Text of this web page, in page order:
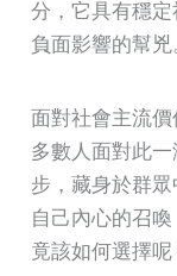
分，它具有穩
負面影響的幫兇
面對社會主流
多數人面對此
步，藏身於群
自己內心的召
竟該如何選擇呢